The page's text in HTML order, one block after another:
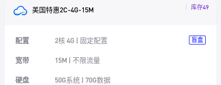
美国特惠2C-4G-15M 库存49
配置 2核 4G | 固定配置 盲盒
宽带 15M | 不限流量
硬盘 50G系统 | 70G数据